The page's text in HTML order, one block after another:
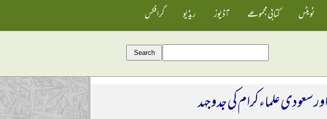
ٹویٹس کتابی مجموعے آڈیوز ریڈیو گرافکس
سعودی علماء کرام کی جدوجہد